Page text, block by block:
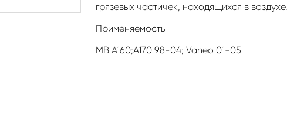
грязевых частичек, находящихся в воздухе.
Применяемость
MB A160;A170 98-04; Vaneo 01-05